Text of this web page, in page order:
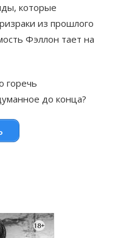
которые
из прошлого
Фэллон тает на
горечь
до конца?